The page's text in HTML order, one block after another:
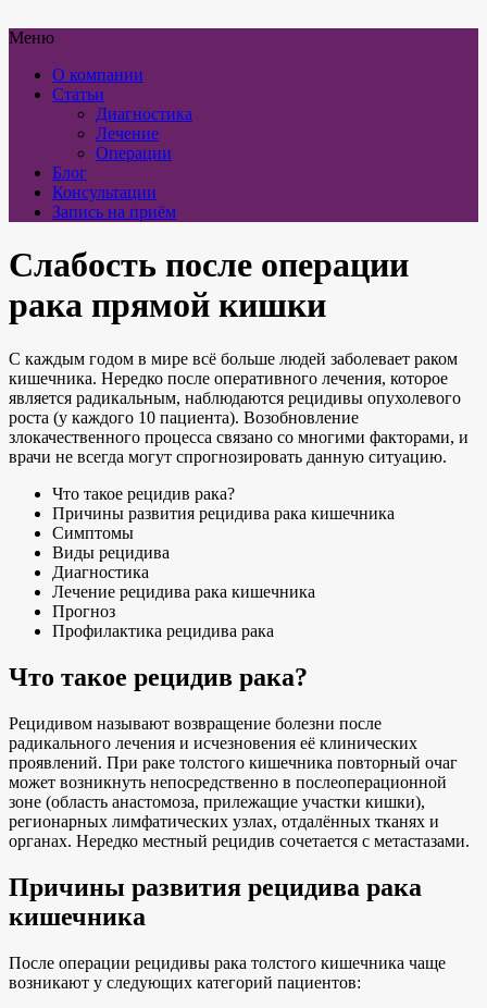
Меню
О компании
Статьи
Диагностика
Лечение
Операции
Блог
Консультации
Запись на приём
Слабость после операции
рака прямой кишки
С каждым годом в мире всё больше людей заболевает раком
кишечника. Нередко после оперативного лечения, которое
является радикальным, наблюдаются рецидивы опухолевого
роста (у каждого 10 пациента). Возобновление
злокачественного процесса связано со многими факторами, и
врачи не всегда могут спрогнозировать данную ситуацию.
Что такое рецидив рака?
Причины развития рецидива рака кишечника
Симптомы
Виды рецидива
Диагностика
Лечение рецидива рака кишечника
Прогноз
Профилактика рецидива рака
Что такое рецидив рака?
Рецидивом называют возвращение болезни после
радикального лечения и исчезновения её клинических
проявлений. При раке толстого кишечника повторный очаг
может возникнуть непосредственно в послеоперационной
зоне (область анастомоза, прилежащие участки кишки),
регионарных лимфатических узлах, отдалённых тканях и
органах. Нередко местный рецидив сочетается с метастазами.
Причины развития рецидива рака
кишечника
После операции рецидивы рака толстого кишечника чаще
возникают у следующих категорий пациентов: